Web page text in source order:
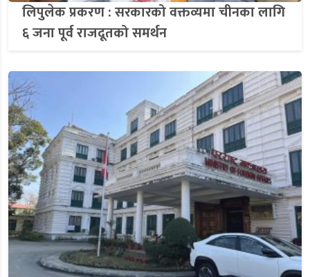
लिपुलेक प्रकरण : सरकारको वक्तव्यमा चीनका लागि
६ जना पूर्व राजदूतको समर्थन